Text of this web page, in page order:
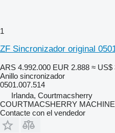
1
ZF Sincronizador original
ARS 4.992.000 EUR 2.888 ≈ US$
Anillo sincronizador
0501.007.514
Irlanda, Courtmacsherry
COURTMACSHERRY
Contacte con el vendedor